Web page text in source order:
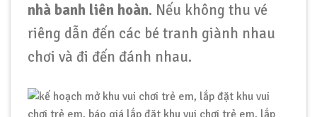
nhà banh liên hoàn. Nếu không thu vé
riêng dẫn đến các bé tranh giành nhau
chơi và đi đến đánh nhau.